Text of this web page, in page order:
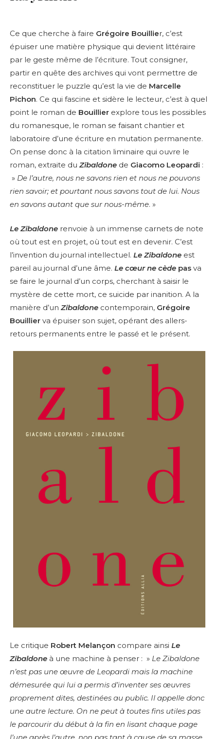
Ce que cherche à faire Grégoire Bouillier, c’est
épuiser une matière physique qui devient littéraire
par le geste même de l’écriture. Tout consigner,
partir en quête des archives qui vont permettre de
reconstituer le puzzle qu’est la vie de Marcelle
Pichon. Ce qui fascine et sidère le lecteur, c’est à quel
point le roman de Bouillier explore tous les possibles
du romanesque, le roman se faisant chantier et
laboratoire d’une écriture en mutation permanente.
On pense donc à la citation liminaire qui ouvre le
roman, extraite du Zibaldone de Giacomo Leopardi :
» De l’autre, nous ne savons rien et nous ne pouvons
rien savoir; et pourtant nous savons tout de lui. Nous
en savons autant que sur nous-même. »
Le Zibaldone renvoie à un immense carnets de note
où tout est en projet, où tout est en devenir. C’est
l’invention du journal intellectuel. Le Zibaldone est
pareil au journal d’une âme. Le cœur ne cède pas va
se faire le journal d’un corps, cherchant à saisir le
mystère de cette mort, ce suicide par inanition. A la
manière d’un Zibaldone contemporain, Grégoire
Bouillier va épuiser son sujet, opérant des allers-
retours permanents entre le passé et le présent.
Le critique Robert Melançon compare ainsi Le
Zibaldone à une machine à penser : » Le Zibaldone
n’est pas une œuvre de Leopardi mais la machine
démesurée qui lui a permis d’inventer ses œuvres
proprement dites, destinées au public. Il appelle donc
une autre lecture. On ne peut à toutes fins utiles pas
le parcourir du début à la fin en lisant chaque page